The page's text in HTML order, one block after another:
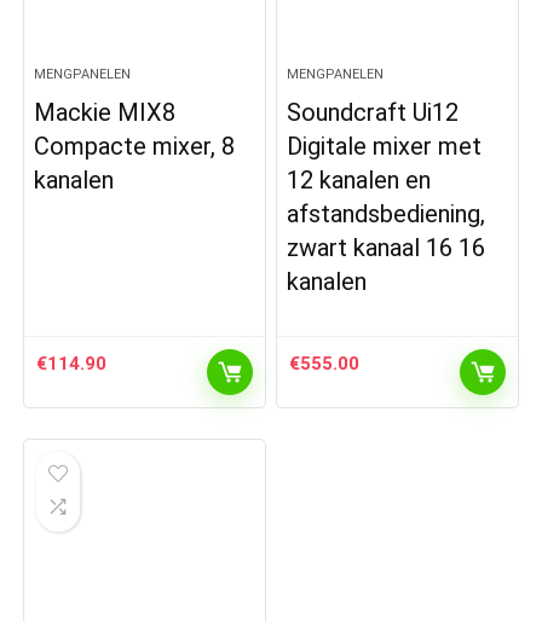
MENGPANELEN
Mackie MIX8
Compacte mixer, 8
kanalen
€114.90
MENGPANELEN
Soundcraft Ui12
Digitale mixer met
12 kanalen en
afstandsbediening,
zwart kanaal 16 16
kanalen
€555.00